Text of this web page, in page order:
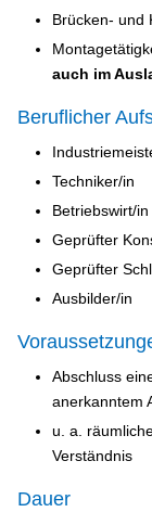
Brücken- und
auch im
Beruflicher
Techniker/in
Betriebswirt/in
Geprüfter
Geprüfter
Ausbilder/in
Abschluss
anerkanntem
u. a.
Verständnis
Dauer